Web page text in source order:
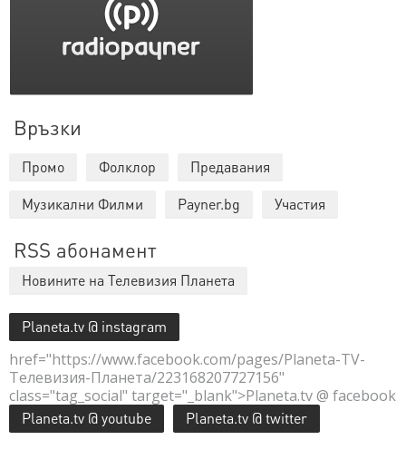
Връзки
Промо Фолклор
Предавания
Музикални Филми
Payner.bg Участия
RSS абонамент
Новините на Телевизия Планета
Planeta.tv @ instagram
href="https://www.facebook.com/pages/Planeta-TV-
Телевизия-Планета/223168207727156"
class="tag_social" target="_blank">Planeta.tv @ facebook
Planeta.tv @ youtube Planeta.tv @ twitter